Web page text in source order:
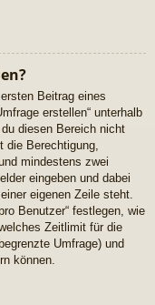
Beitrag eines
erstellen“ unterhalb
diesen Bereich nicht
die Berechtigung,
mindestens zwei
eingeben und dabei
eigenen Zeile steht.
Benutzer“ festlegen, wie
Zeitlimit für die
Umfrage) und
können.